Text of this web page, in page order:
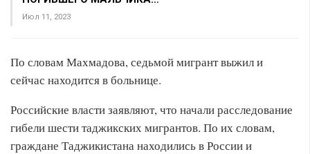
Июл 11, 2023
По словам Махмадова, седьмой мигрант выжил и
сейчас находится в больнице.
Российские власти заявляют, что начали расследование
гибели шести таджикских мигрантов. По их словам,
граждане Таджикистана находились в России и